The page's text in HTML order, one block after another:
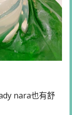
nara也有舒